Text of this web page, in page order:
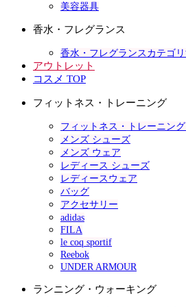
美容器具
香水・フレグランス
香水・フレグランスカテゴ
アウトレット
コスメ TOP
フィットネス・トレーニング
フィットネス・トレーニン
メンズ シューズ
メンズ ウェア
レディース シューズ
レディースウェア
バッグ
アクセサリー
adidas
FILA
le coq sportif
Reebok
UNDER ARMOUR
ランニング・ウォーキング